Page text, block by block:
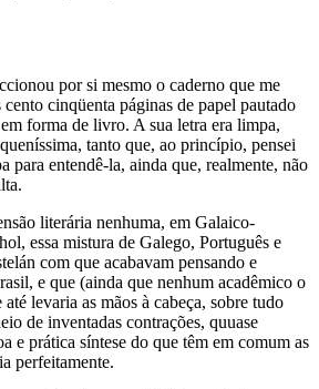
por si mesmo o caderno que me
cento cinqüenta páginas de papel pautado
forma de livro. A sua letra era limpa,
tanto que, ao princípio, pensei
para entendê-la, ainda que, realmente, não
literária nenhuma, em Galaico-
essa mistura de Galego, Português e
com que acabavam pensando e
e que (ainda que nenhum acadêmico o
levaria as mãos à cabeça, sobre tudo
de inventadas contrações, quuase
e prática síntese do que têm em comum as
perfeitamente.